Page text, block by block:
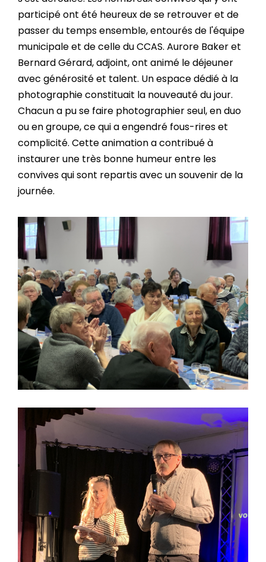
participé ont été heureux de se retrouver et de
passer du temps ensemble, entourés de l'équipe
municipale et de celle du CCAS. Aurore Baker et
Bernard Gérard, adjoint, ont animé le déjeuner
avec générosité et talent. Un espace dédié à la
photographie constituait la nouveauté du jour.
Chacun a pu se faire photographier seul, en duo
ou en groupe, ce qui a engendré fous-rires et
complicité. Cette animation a contribué à
instaurer une très bonne humeur entre les
convives qui sont repartis avec un souvenir de la
journée.